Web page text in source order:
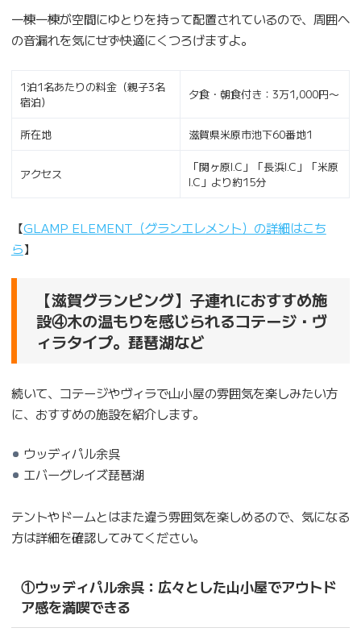
一棟一棟が空間にゆとりを持って配置されているので、周囲へ
の音漏れを気にせず快適にくつろげますよ。
1泊1名あたりの料金（親子3名
宿泊）
夕食・朝食付き：3万1,000円〜
所在地 滋賀県米原市池下60番地1
アクセス
「関ヶ原I.C」「長浜I.C」「米原
I.C」より約15分
【GLAMP ELEMENT（グランエレメント）の詳細はこち
ら】
【滋賀グランピング】子連れにおすすめ施
設④木の温もりを感じられるコテージ・ヴ
ィラタイプ。琵琶湖など
続いて、コテージやヴィラで山小屋の雰囲気を楽しみたい方
に、おすすめの施設を紹介します。
ウッディパル余呉
エバーグレイズ琵琶湖
テントやドームとはまた違う雰囲気を楽しめるので、気になる
方は詳細を確認してみてください。
①ウッディパル余呉：広々とした山小屋でアウトド
ア感を満喫できる